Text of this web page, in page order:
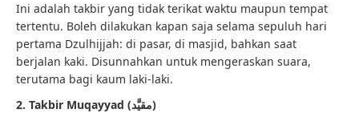
Ini adalah takbir yang tidak terikat waktu maupun tempat
tertentu. Boleh dilakukan kapan saja selama sepuluh hari
pertama Dzulhijjah: di pasar, di masjid, bahkan saat
berjalan kaki. Disunnahkan untuk mengeraskan suara,
terutama bagi kaum laki-laki.
2. Takbir Muqayyad (مقيَّد)